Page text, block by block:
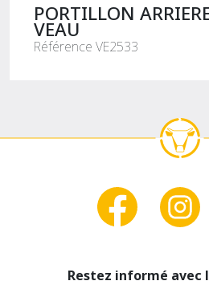
PORTILLON
VEAU
Référence VE2533
Restez informé